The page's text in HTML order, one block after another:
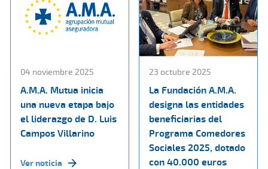
04 noviembre 2025
A.M.A. Mutua inicia
una nueva etapa bajo
el liderazgo de D. Luis
Campos Villarino
Ver noticia
23 octubre 2025
La Fundación A.M.A.
designa las entidades
beneficiarias del
Programa Comedores
Sociales 2025, dotado
con 40.000 euros